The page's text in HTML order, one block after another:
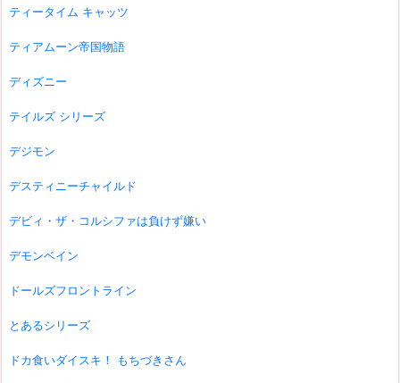
ティータイム キャッツ
ティアムーン帝国物語
ディズニー
テイルズ シリーズ
デジモン
デスティニーチャイルド
デビィ・ザ・コルシファは負けず嫌い
デモンベイン
ドールズフロントライン
とあるシリーズ
ドカ食いダイスキ！ もちづきさん